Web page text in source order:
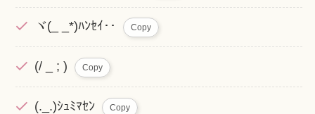
ヾ(_ _*)ﾊﾝｾｲ･･ Copy
(/ _ ; ) Copy
(._.)ｼｭﾐﾏｾﾝ Copy